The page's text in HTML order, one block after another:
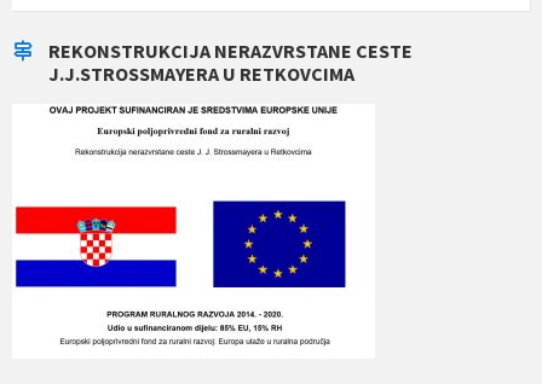
REKONSTRUKCIJA NERAZVRSTANE CESTE
J.J.STROSSMAYERA U RETKOVCIMA